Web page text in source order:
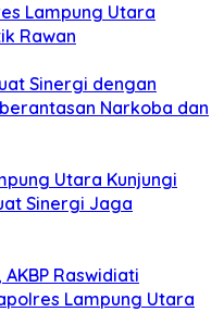
Lampung Utara
Rawan
Sinergi dengan
Narkoba dan
Utara Kunjungi
Sinergi Jaga
Raswidiati
Lampung Utara